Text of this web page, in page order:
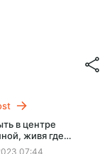
в центре
живя где
07:44